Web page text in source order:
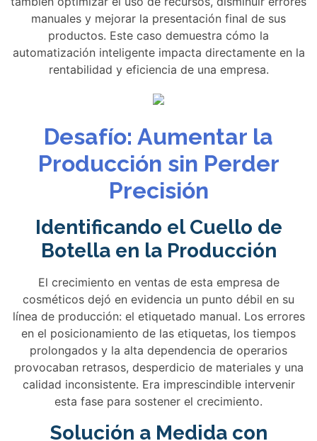
manuales y mejorar la presentación final de sus
productos. Este caso demuestra cómo la
automatización inteligente impacta directamente en la
rentabilidad y eficiencia de una empresa.
Desafío: Aumentar la
Producción sin Perder
Precisión
Identificando el Cuello de
Botella en la Producción
El crecimiento en ventas de esta empresa de
cosméticos dejó en evidencia un punto débil en su
línea de producción: el etiquetado manual. Los errores
en el posicionamiento de las etiquetas, los tiempos
prolongados y la alta dependencia de operarios
provocaban retrasos, desperdicio de materiales y una
calidad inconsistente. Era imprescindible intervenir
esta fase para sostener el crecimiento.
Solución a Medida con